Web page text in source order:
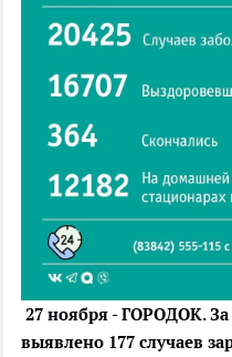
27 ноября - ГОРОДОК.
выявлено 177 случаев